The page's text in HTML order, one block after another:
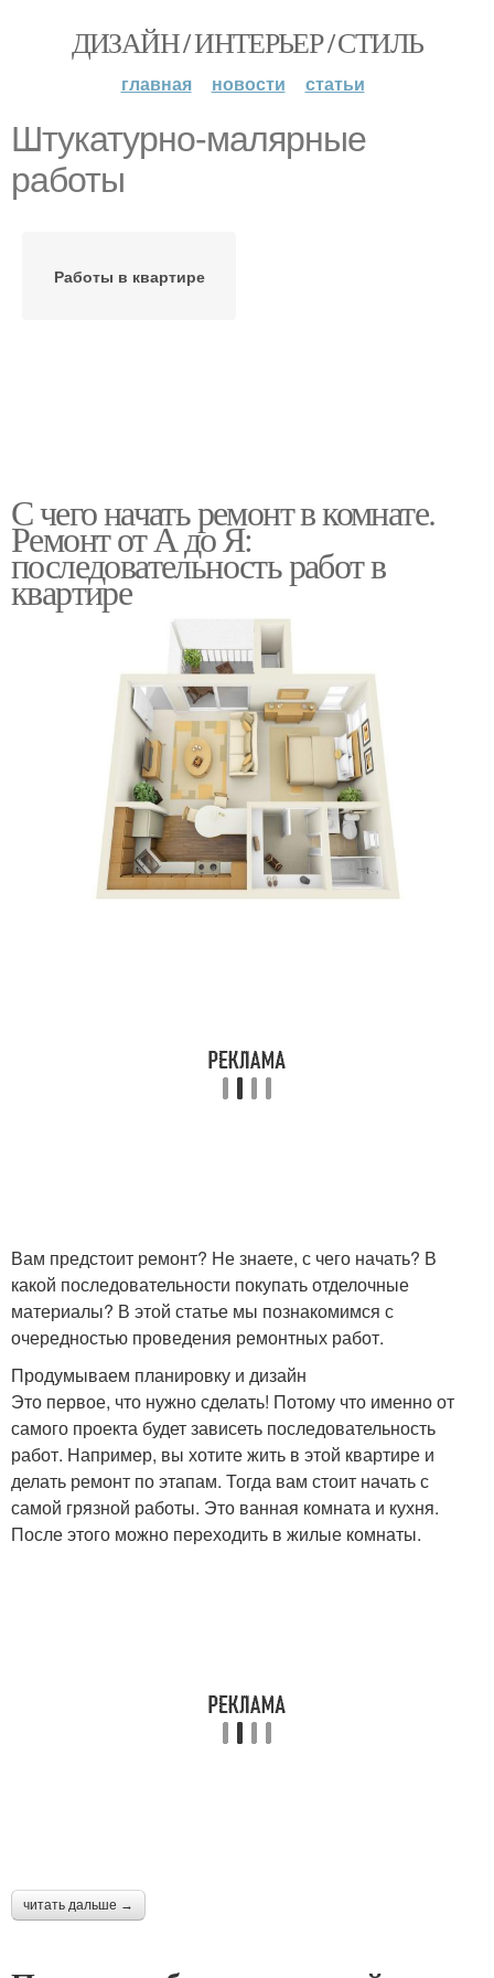
ДИЗАЙН / ИНТЕРЬЕР / СТИЛЬ
главная новости статьи
Штукатурно-малярные
работы
Работы в квартире
С чего начать ремонт в комнате.
Ремонт от А до Я:
последовательность работ в
квартире
Вам предстоит ремонт? Не знаете, с чего начать? В
какой последовательности покупать отделочные
материалы? В этой статье мы познакомимся с
очередностью проведения ремонтных работ.
Продумываем планировку и дизайн
Это первое, что нужно сделать! Потому что именно от
самого проекта будет зависеть последовательность
работ. Например, вы хотите жить в этой квартире и
делать ремонт по этапам. Тогда вам стоит начать с
самой грязной работы. Это ванная комната и кухня.
После этого можно переходить в жилые комнаты.
читать дальше →